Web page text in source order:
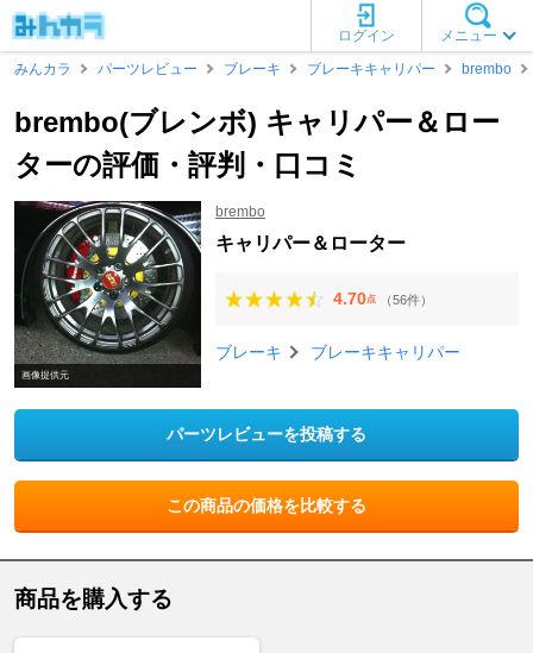
メニュー
ログイン
みんカラ
パーツレビュー ブレーキ ブレーキキャリパー brembo
brembo(ブレンボ) キャリパー＆ロー
ターの評価・評判・口コミ
画像提供元
brembo
キャリパー＆ローター
4.70点 （56件）
ブレーキ ブレーキキャリパー
パーツレビューを投稿する
この商品の価格を比較する
商品を購入する